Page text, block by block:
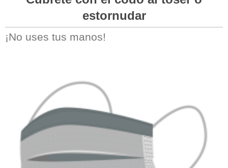
estornudar
¡No uses tus manos!